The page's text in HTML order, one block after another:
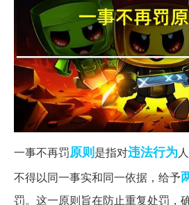
一事不再罚原则是指对违法行为
不得以同一事实和同一依据，给予
罚。这一原则旨在防止重复处罚，